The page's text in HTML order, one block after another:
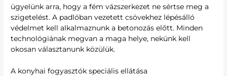
ügyelünk arra, hogy a fém vázszerkezet ne sértse meg a
szigetelést. A padlóban vezetett csövekhez lépésálló
védelmet kell alkalmaznunk a betonozás előtt. Minden
technológiának megvan a maga helye, nekünk kell
okosan választanunk közülük.
A konyhai fogyasztók speciális ellátása